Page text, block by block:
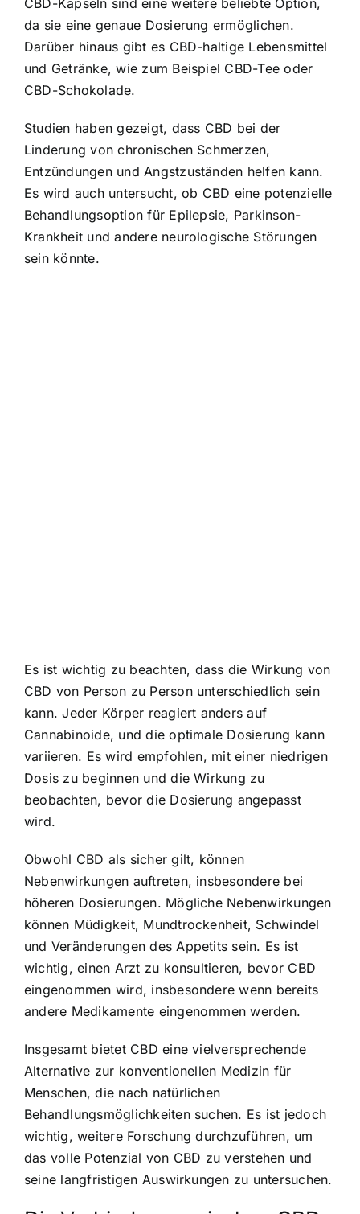
da sie eine genaue Dosierung ermöglichen.
Darüber hinaus gibt es CBD-haltige Lebensmittel
und Getränke, wie zum Beispiel CBD-Tee oder
CBD-Schokolade.
Studien haben gezeigt, dass CBD bei der
Linderung von chronischen Schmerzen,
Entzündungen und Angstzuständen helfen kann.
Es wird auch untersucht, ob CBD eine potenzielle
Behandlungsoption für Epilepsie, Parkinson-
Krankheit und andere neurologische Störungen
sein könnte.
Es ist wichtig zu beachten, dass die Wirkung von
CBD von Person zu Person unterschiedlich sein
kann. Jeder Körper reagiert anders auf
Cannabinoide, und die optimale Dosierung kann
variieren. Es wird empfohlen, mit einer niedrigen
Dosis zu beginnen und die Wirkung zu
beobachten, bevor die Dosierung angepasst
wird.
Obwohl CBD als sicher gilt, können
Nebenwirkungen auftreten, insbesondere bei
höheren Dosierungen. Mögliche Nebenwirkungen
können Müdigkeit, Mundtrockenheit, Schwindel
und Veränderungen des Appetits sein. Es ist
wichtig, einen Arzt zu konsultieren, bevor CBD
eingenommen wird, insbesondere wenn bereits
andere Medikamente eingenommen werden.
Insgesamt bietet CBD eine vielversprechende
Alternative zur konventionellen Medizin für
Menschen, die nach natürlichen
Behandlungsmöglichkeiten suchen. Es ist jedoch
wichtig, weitere Forschung durchzuführen, um
das volle Potenzial von CBD zu verstehen und
seine langfristigen Auswirkungen zu untersuchen.